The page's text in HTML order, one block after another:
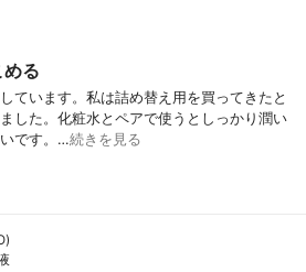
メチコン、カルボマー、プロパンジオー
ル、ラウロイルグルタミン酸ジ（フィトス
テリル／オクチルドデシル）、カプリルヒ
ドロキサム酸、TEA、EDTA-2Na、ステア
る
ています。私は詰め替え用を買ってきたと
した。化粧水とペアで使うとしっかり潤い
です。…続きを見る